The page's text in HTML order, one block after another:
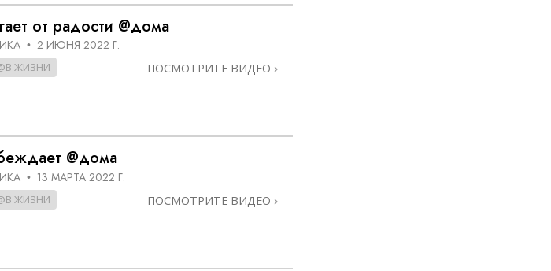
от радости @дома
• 2 ИЮНЯ 2022 Г.
ЖИЗНИ ПОСМОТРИТЕ ВИДЕО
@дома
• 13 МАРТА 2022 Г.
ЖИЗНИ ПОСМОТРИТЕ ВИДЕО